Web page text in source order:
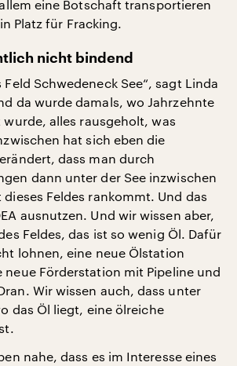
eine Botschaft transportieren
Platz für Fracking.
nicht bindend
Feld Schwedeneck See“, sagt Linda
da wurde damals, wo Jahrzehnte
alles rausgeholt, was
hat sich eben die
dass man durch
dann unter der See inzwischen
dieses Feldes rankommt. Und das
ausnutzen. Und wir wissen aber,
Feldes, das ist so wenig Öl. Dafür
lohnen, eine neue Ölstation
neue Förderstation mit Pipeline und
Wir wissen auch, dass unter
das Öl liegt, eine ölreiche
nahe, dass es im Interesse eines